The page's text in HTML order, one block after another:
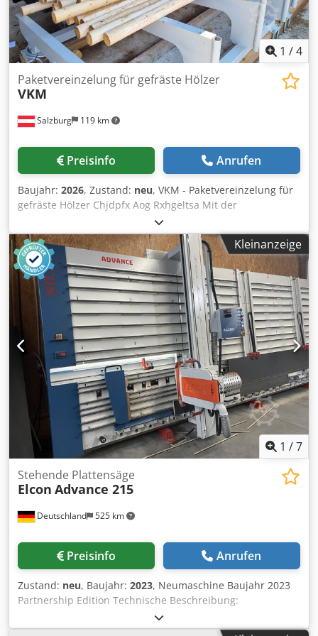
1 /4
Salzburg 119 km
Paketvereinzelung für gefräste Hölzer
VKM
Preisinfo Anrufen
Baujahr: 2026, Zustand: neu, VKM - Paketvereinzelung für
gefräste Hölzer Chjdpfx Aog Rxhgeltsa Mit der
Vereinzelung von gefrästen Hölzern, lose aufgelegt oder
als Paket, können bereits gefräste Hölzer wirtschaftlich
weiterverarbeitet werden. In einem zweistufigen Verfahren
werden die Hölzer vereinzelt für die Weiterverarbeitung.
Es ist auch möglich, die Vereinzelten Hölzer in einem
laufenden Prozess gesteuert einzuwerfen. Der Einwerfer
ist mechanisch so konstruiert, dass auch krumme Hölzer
sicher eingeworfen werden. Darüber hinaus kann er auf
den Durchmesser des Holzes angepasst werden, damit
nur ein Stück weiter transportiert wird und es so nicht zu
Stillständen im weiteren Prozess kommt.
Kleinanzeige
1 /7
Deutschland 525 km
Stehende Plattensäge
Elcon Advance 215
Preisinfo Anrufen
Zustand: neu, Baujahr: 2023, Neumaschine Baujahr 2023
Partnership Edition Technische Beschreibung:
Schnitthöhe: vertikal: 0-2.150mm, horizontal: 80-2.000mm
Schnittlänge: 5.300mm Schnitttiefe: 80mm (mit Klemmen: